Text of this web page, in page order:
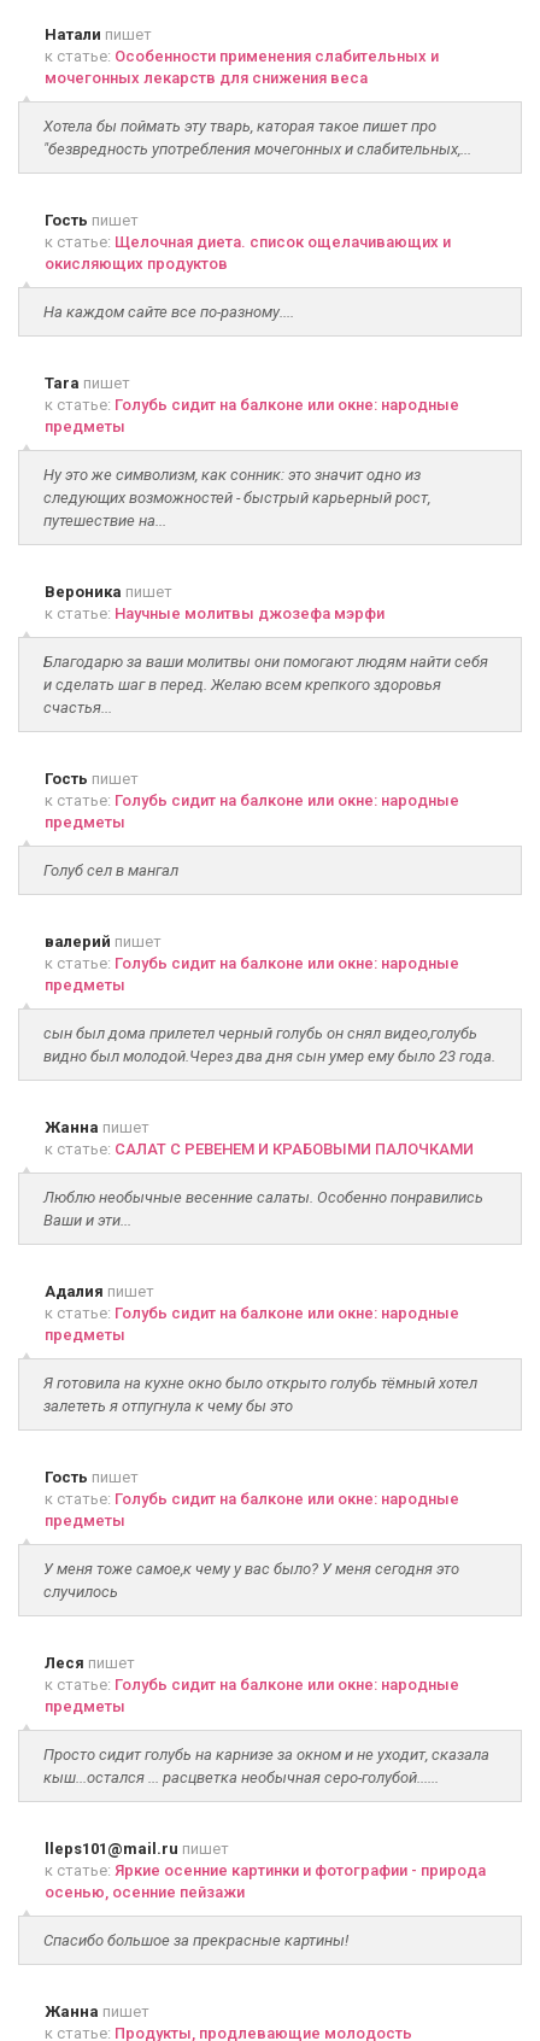
Натали пишет
к статье: Особенности применения слабительных и
мочегонных лекарств для снижения веса
Хотела бы поймать эту тварь, каторая такое пишет про
"безвредность употребления мочегонных и слабительных,...
Гость пишет
к статье: Щелочная диета. список ощелачивающих и
окисляющих продуктов
На каждом сайте все по-разному....
Tara пишет
к статье: Голубь сидит на балконе или окне: народные
предметы
Ну это же символизм, как сонник: это значит одно из
следующих возможностей - быстрый карьерный рост,
путешествие на...
Вероника пишет
к статье: Научные молитвы джозефа мэрфи
Благодарю за ваши молитвы они помогают людям найти себя
и сделать шаг в перед. Желаю всем крепкого здоровья
счастья...
Гость пишет
к статье: Голубь сидит на балконе или окне: народные
предметы
Голуб сел в мангал
валерий пишет
к статье: Голубь сидит на балконе или окне: народные
предметы
сын был дома прилетел черный голубь он снял видео,голубь
видно был молодой.Через два дня сын умер ему было 23 года.
Жанна пишет
к статье: САЛАТ С РЕВЕНЕМ И КРАБОВЫМИ ПАЛОЧКАМИ
Люблю необычные весенние салаты. Особенно понравились
Ваши и эти...
Адалия пишет
к статье: Голубь сидит на балконе или окне: народные
предметы
Я готовила на кухне окно было открыто голубь тёмный хотел
залететь я отпугнула к чему бы это
Гость пишет
к статье: Голубь сидит на балконе или окне: народные
предметы
У меня тоже самое,к чему у вас было? У меня сегодня это
случилось
Леся пишет
к статье: Голубь сидит на балконе или окне: народные
предметы
Просто сидит голубь на карнизе за окном и не уходит, сказала
кыш...остался ... расцветка необычная серо-голубой......
lleps101@mail.ru пишет
к статье: Яркие осенние картинки и фотографии - природа
осенью, осенние пейзажи
Спасибо большое за прекрасные картины!
Жанна пишет
к статье: Продукты, продлевающие молодость